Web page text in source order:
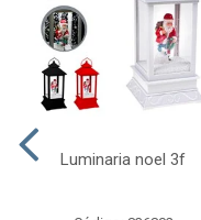
Luminaria noel 3f